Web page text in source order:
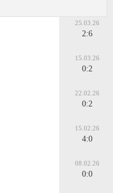
25.03.26
2:6
15.03.26
0:2
22.02.26
0:2
15.02.26
4:0
08.02.26
0:0